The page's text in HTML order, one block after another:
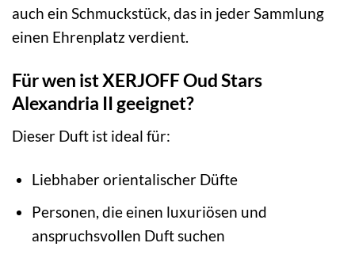
auch ein Schmuckstück, das in jeder Sammlung
einen Ehrenplatz verdient.
Für wen ist XERJOFF Oud Stars
Alexandria II geeignet?
Dieser Duft ist ideal für:
Liebhaber orientalischer Düfte
Personen, die einen luxuriösen und
anspruchsvollen Duft suchen